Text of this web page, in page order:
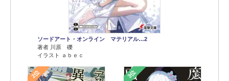
ソードアート・オンライン マテリアル…2
著者 川原 礫
イラスト ａｂｅｃ
2位 3位